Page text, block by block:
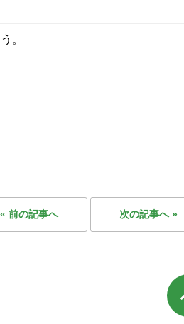
。
« 前の記事へ 次の記事へ »